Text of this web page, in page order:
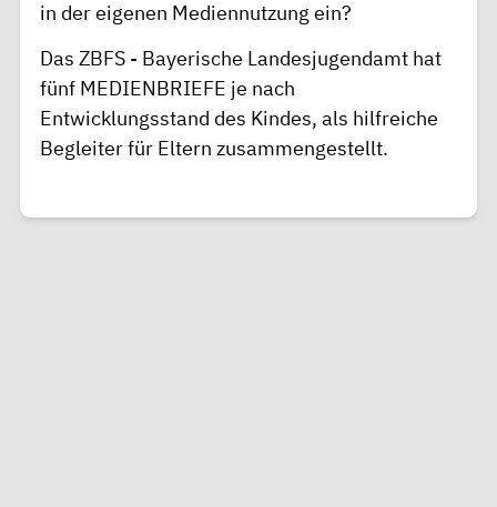
in der eigenen Mediennutzung ein?
Das ZBFS - Bayerische Landesjugendamt hat
fünf MEDIENBRIEFE je nach
Entwicklungsstand des Kindes, als hilfreiche
Begleiter für Eltern zusammengestellt.